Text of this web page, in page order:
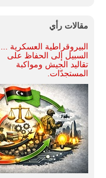
مقالات رأي
البيروقراطية العسكرية ...
السبيل إلى الحفاظ على
تقاليد الجيش ومواكبة
المستجدّات.